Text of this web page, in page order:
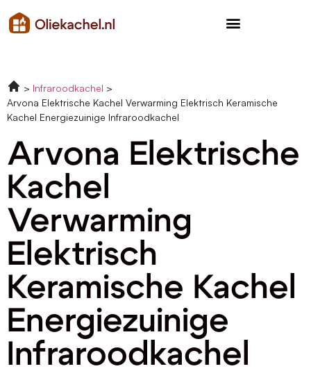
Infraroodkachel
Arvona Elektrische Kachel Verwarming Elektrisch Keramische
Kachel Energiezuinige Infraroodkachel
Arvona Elektrische
Kachel
Verwarming
Elektrisch
Keramische Kachel
Energiezuinige
Infraroodkachel